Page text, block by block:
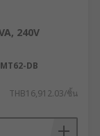
240V
DB
THB16,912.03/ชิ้น